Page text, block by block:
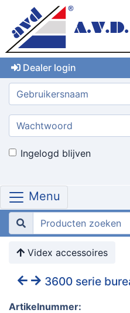
Dealer login
Gebruikersnaam:
Wachtwoord:
Ingelogd blijven
Menu
Videx accessoires
3600 serie
Artikelnummer: